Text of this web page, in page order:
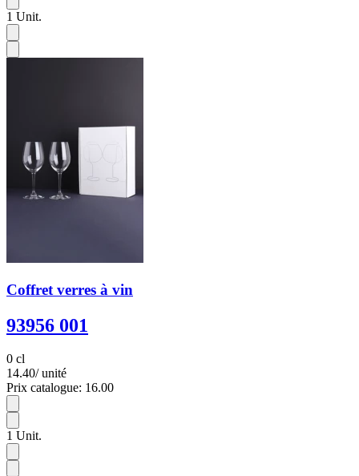
1 Unit.
Coffret verres à vin
93956 001
0 cl
14.40/ unité
Prix catalogue: 16.00
1 Unit.